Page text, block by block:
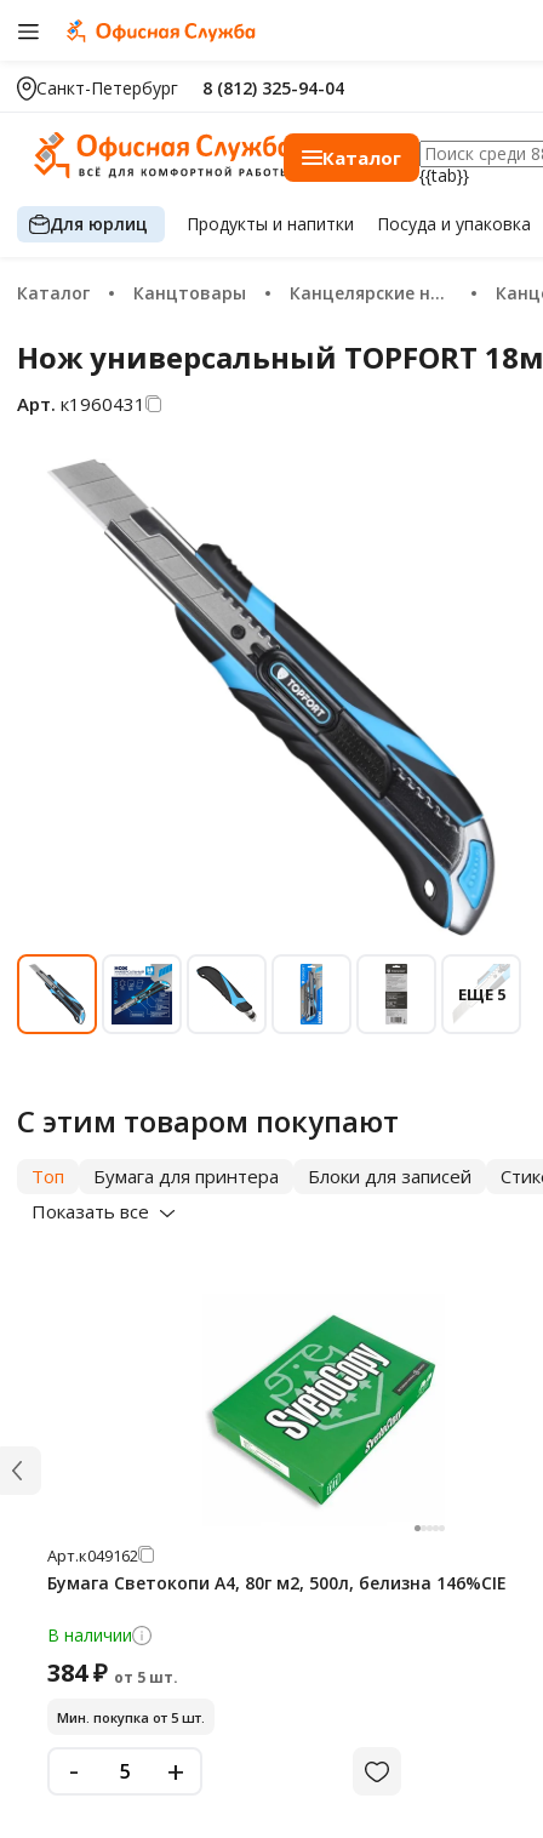
Санкт-Петербург 8 (812) 325-94-04
Каталог
{{tab}}
Для юрлиц Продуктыи напитки Посуда и упаковка
Каталог Канцтовары Канцелярские ножи и ножницы
Нож универсальный TOPFORT
Арт. к1960431
ЕЩЕ 5
С этим товаром покупают
Топ Бумага для принтера Блоки для записей
Показать все
Арт.к049162
Бумага Светокопи А4, 80г м2, 500л, белизна 146%CIE
В наличии
384 ₽ от 5 шт.
Мин. покупка от 5 шт.
- +